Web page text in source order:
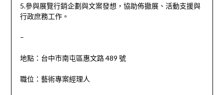
5.參與展覽行銷企劃與文案發想，協助佈撤展、活動支援與
行政庶務工作。
–
地點：台中市南屯區惠文路 489 號
職位：藝術專案經理人